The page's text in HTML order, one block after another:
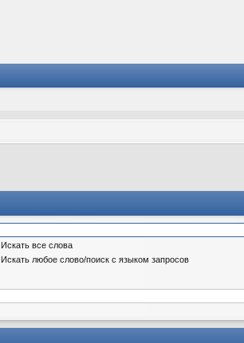
Искать все слова
Искать любое слово/поиск с языком запросов